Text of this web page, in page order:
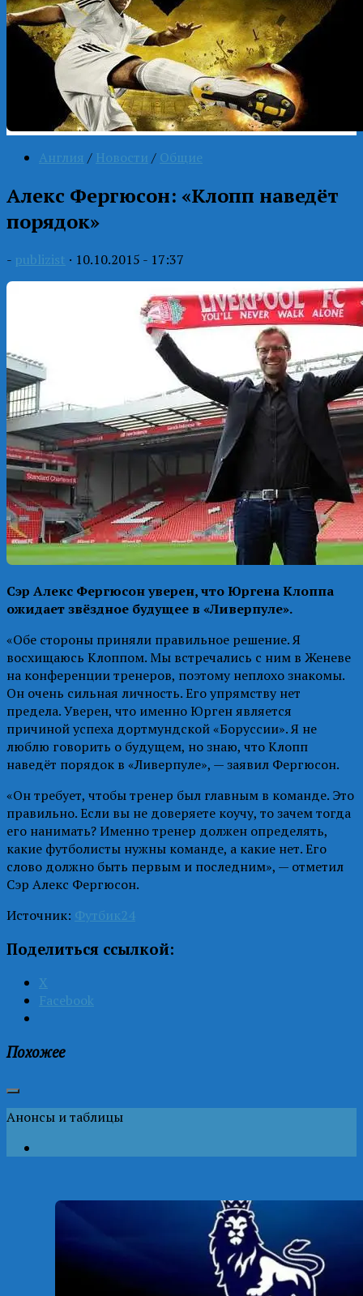
Англия / Новости / Общие
Алекс Фергюсон: «Клопп наведёт
порядок»
- publizist · 10.10.2015 - 17:37
Сэр Алекс Фергюсон уверен, что Юргена Клоппа
ожидает звёздное будущее в «Ливерпуле».
«Обе стороны приняли правильное решение. Я
восхищаюсь Клоппом. Мы встречались с ним в Женеве
на конференции тренеров, поэтому неплохо знакомы.
Он очень сильная личность. Его упрямству нет
предела. Уверен, что именно Юрген является
причиной успеха дортмундской «Боруссии». Я не
люблю говорить о будущем, но знаю, что Клопп
наведёт порядок в «Ливерпуле», — заявил Фергюсон.
«Он требует, чтобы тренер был главным в команде. Это
правильно. Если вы не доверяете коучу, то зачем тогда
его нанимать? Именно тренер должен определять,
какие футболисты нужны команде, а какие нет. Его
слово должно быть первым и последним», — отметил
Сэр Алекс Фергюсон.
Источник: Футбик24
Поделиться ссылкой:
X
Facebook
Похожее
Анонсы и таблицы